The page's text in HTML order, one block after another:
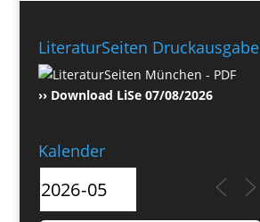
LiteraturSeiten Druckausgabe
›› Download LiSe 07/08/2026
Kalender